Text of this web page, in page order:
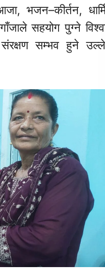
भजन–कीर्तन,
सहयोग पुग्ने
संरक्षण सम्भव हुने